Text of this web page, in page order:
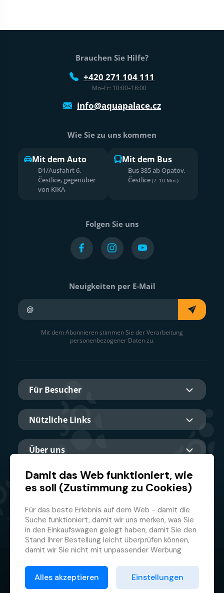
Fußtext der Website
Brauchen Sie Hilfe?
+420 271 104 111
Mo–Fr: 10:00–18:00
info@aquapalace.cz
Wie Sie zu uns kommen
Mit dem Auto
D1/Ausfahrt 6,
Čestlice, gegenüber
von KIKA
Mit dem Bus
Bus 385 ab Opatov,
Čestlice (7–10 Min.)
Folgen Sie uns
Neuigkeiten per E-Mail
Mit dem Abonnieren stimmen Sie der Verarbeitung
personenbezogener Daten zu.
Für Besucher
Nützliche Links
Über uns
Hauptpartner
© 2026 GMF Aquapark Prague, a.s.
Datenschutzrichtlinie
Damit das Web funktioniert, wie
es soll (Zustimmung zu Cookies)
Für das beste Erlebnis auf dem Web - damit die
Suche funktioniert, damit wir uns merken, was Sie
in den Einkaufswagen gelegt haben, damit Sie den
Stand Ihrer Bestellung leicht überprüfen können,
damit wir Sie nicht mit unpassender Werbung
anmelden müssen.
Deswegen brauchen wir von Ihnen Ihre
Alles akzeptieren Einstellungen